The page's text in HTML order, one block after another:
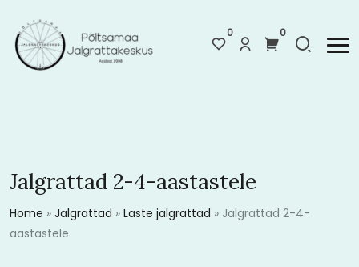
0 0
Jalgrattad 2-4-aastastele
Home » Jalgrattad » Laste jalgrattad » Jalgrattad 2-4-
aastastele